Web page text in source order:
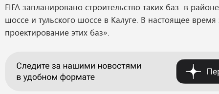
FIFA запланировано строительство таких баз в
шоссе и тульского шоссе в Калуге. В настоящее время
проектирование этих баз».